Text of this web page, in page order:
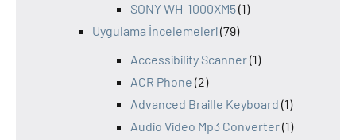
SONY WH-1000XM5(1)
Uygulama İncelemeleri(79)
Accessibility Scanner(1)
ACR Phone (2)
Advanced Braille Keyboard (1)
Audio Video Mp3 Converter(1)